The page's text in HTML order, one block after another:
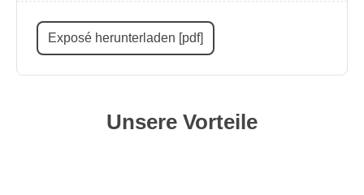
Exposé herunterladen [pdf]
Unsere Vorteile